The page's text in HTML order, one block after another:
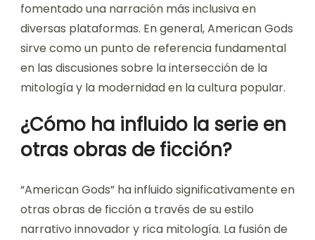
fomentado una narración más inclusiva en
diversas plataformas. En general, American Gods
sirve como un punto de referencia fundamental
en las discusiones sobre la intersección de la
mitología y la modernidad en la cultura popular.
¿Cómo ha influido la serie en
otras obras de ficción?
“American Gods” ha influido significativamente en
otras obras de ficción a través de su estilo
narrativo innovador y rica mitología. La fusión de